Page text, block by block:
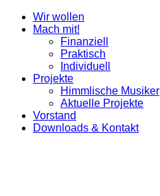
Wir wollen
Mach mit!
Finanziell
Praktisch
Individuell
Projekte
Himmlische Musiker
Aktuelle Projekte
Vorstand
Downloads & Kontakt